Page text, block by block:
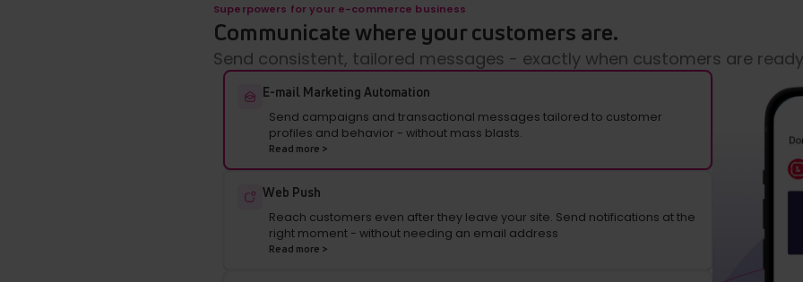
Superpowers for your e-commerce business
Communicate where your customers are.
Send consistent, tailored messages - exactly when customers are
E-mail Marketing Automation
Send campaigns and transactional messages tailored to customer
profiles and behavior - without mass blasts.
Read more >
Web Push
Reach customers even after they leave your site. Send notifications at the
right moment - without needing an email address
Read more >